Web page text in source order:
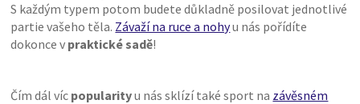
S každým typem potom budete důkladně posilovat jednotlivé
partie vašeho těla. Závaží na ruce a nohyu nás pořídíte
dokonce v praktické sadě!
Čím dál víc popularityu nás sklízí také sport na závěsném